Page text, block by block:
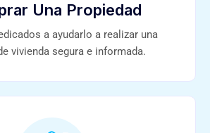
Una Propiedad
a ayudarlo a realizar una
vivienda segura e informada.